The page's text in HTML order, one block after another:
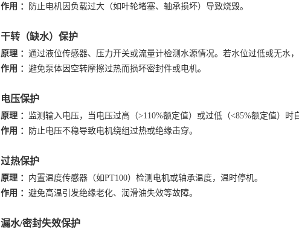
作用 ： 防止电机因负载过大（如叶轮堵塞、轴承损坏）导致烧毁。
干转（缺水）保护
原理 ： 通过液位传感器、压力开关或流量计检测水源情况。若水位过低或无水，
作用 ： 避免泵体因空转摩擦过热而损坏密封件或电机。
电压保护
原理 ： 监测输入电压，当电压过高（>110%额定值）或过低（<85%额定值）时
作用 ： 防止电压不稳导致电机绕组过热或绝缘击穿。
过热保护
原理 ： 内置温度传感器（如PT100）检测电机或轴承温度，温时停机。
作用 ： 避免高温引发绝缘老化、润滑油失效等故障。
漏水/密封失效保护